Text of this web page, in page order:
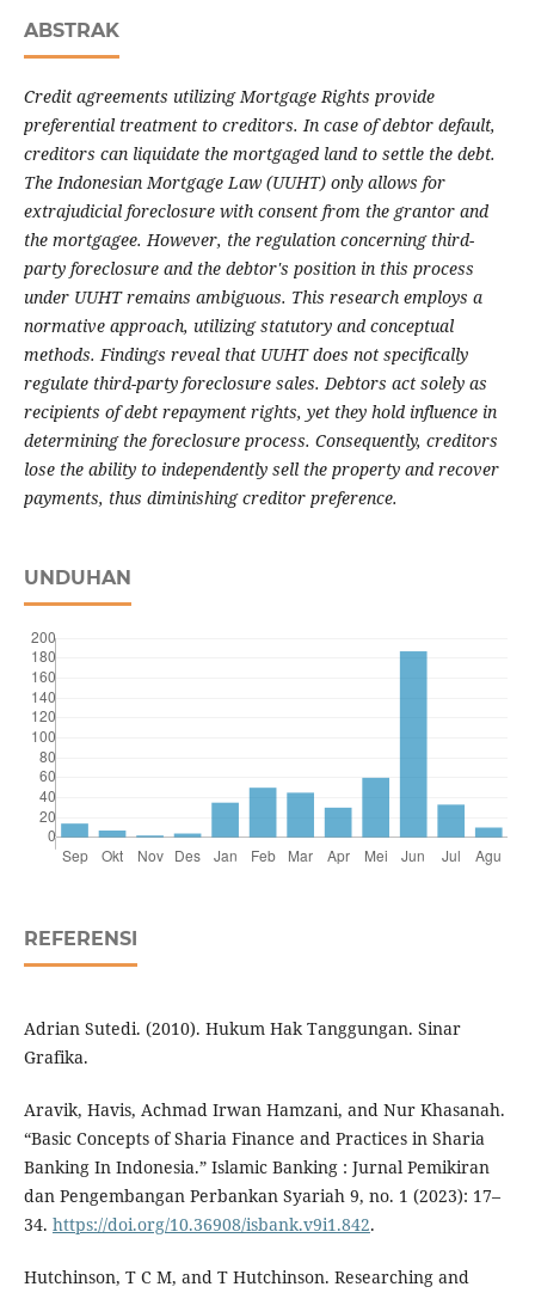
ABSTRAK
Credit agreements utilizing Mortgage Rights provide
preferential treatment to creditors. In case of debtor default,
creditors can liquidate the mortgaged land to settle the debt.
The Indonesian Mortgage Law (UUHT) only allows for
extrajudicial foreclosure with consent from the grantor and
the mortgagee. However, the regulation concerning third-
party foreclosure and the debtor's position in this process
under UUHT remains ambiguous. This research employs a
normative approach, utilizing statutory and conceptual
methods. Findings reveal that UUHT does not specifically
regulate third-party foreclosure sales. Debtors act solely as
recipients of debt repayment rights, yet they hold influence in
determining the foreclosure process. Consequently, creditors
lose the ability to independently sell the property and recover
payments, thus diminishing creditor preference.
UNDUHAN
REFERENSI
Adrian Sutedi. (2010). Hukum Hak Tanggungan. Sinar
Grafika.
Aravik, Havis, Achmad Irwan Hamzani, and Nur Khasanah.
“Basic Concepts of Sharia Finance and Practices in Sharia
Banking In Indonesia.” Islamic Banking : Jurnal Pemikiran
dan Pengembangan Perbankan Syariah 9, no. 1 (2023): 17–
34. https://doi.org/10.36908/isbank.v9i1.842.
Hutchinson, T C M, and T Hutchinson. Researching and